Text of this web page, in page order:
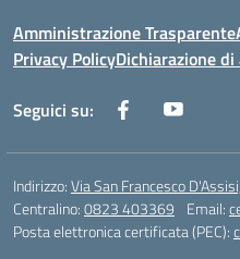
Amministrazione Trasparente
Privacy PolicyDichiarazione
Seguici su:
Indirizzo:Via San Francesco
Centralino:0823 403369 Email:
Posta elettronica certificata (PEC):